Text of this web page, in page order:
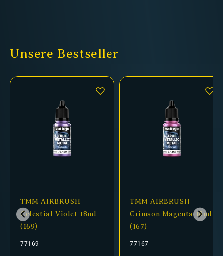
Unsere Bestseller
TMM AIRBRUSH
Celestial Violet 18ml
(169)
77169
TMM AIRBRUSH
Crimson Magenta 18ml
(167)
77167